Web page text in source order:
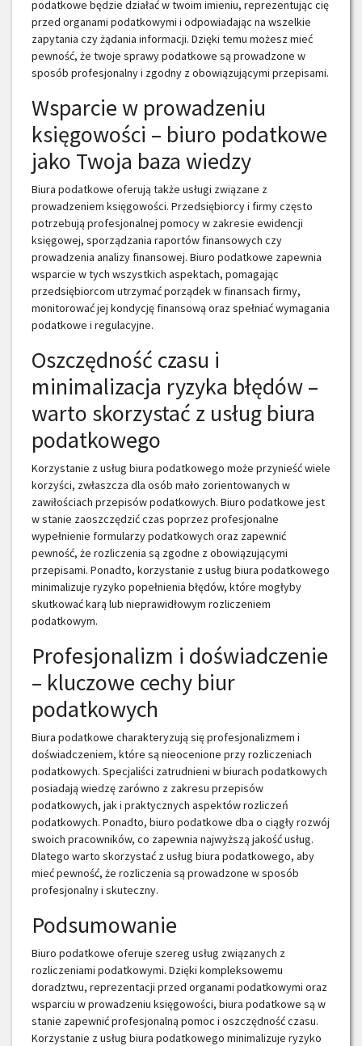
podatkowe będzie działać w twoim imieniu, reprezentując cię
przed organami podatkowymi i odpowiadając na wszelkie
zapytania czy żądania informacji. Dzięki temu możesz mieć
pewność, że twoje sprawy podatkowe są prowadzone w
sposób profesjonalny i zgodny z obowiązującymi przepisami.
Wsparcie w prowadzeniu
księgowości – biuro podatkowe
jako Twoja baza wiedzy
Biura podatkowe oferują także usługi związane z
prowadzeniem księgowości. Przedsiębiorcy i firmy często
potrzebują profesjonalnej pomocy w zakresie ewidencji
księgowej, sporządzania raportów finansowych czy
prowadzenia analizy finansowej. Biuro podatkowe zapewnia
wsparcie w tych wszystkich aspektach, pomagając
przedsiębiorcom utrzymać porządek w finansach firmy,
monitorować jej kondycję finansową oraz spełniać wymagania
podatkowe i regulacyjne.
Oszczędność czasu i
minimalizacja ryzyka błędów –
warto skorzystać z usług biura
podatkowego
Korzystanie z usług biura podatkowego może przynieść wiele
korzyści, zwłaszcza dla osób mało zorientowanych w
zawiłościach przepisów podatkowych. Biuro podatkowe jest
w stanie zaoszczędzić czas poprzez profesjonalne
wypełnienie formularzy podatkowych oraz zapewnić
pewność, że rozliczenia są zgodne z obowiązującymi
przepisami. Ponadto, korzystanie z usług biura podatkowego
minimalizuje ryzyko popełnienia błędów, które mogłyby
skutkować karą lub nieprawidłowym rozliczeniem
podatkowym.
Profesjonalizm i doświadczenie
– kluczowe cechy biur
podatkowych
Biura podatkowe charakteryzują się profesjonalizmem i
doświadczeniem, które są nieocenione przy rozliczeniach
podatkowych. Specjaliści zatrudnieni w biurach podatkowych
posiadają wiedzę zarówno z zakresu przepisów
podatkowych, jak i praktycznych aspektów rozliczeń
podatkowych. Ponadto, biuro podatkowe dba o ciągły rozwój
swoich pracowników, co zapewnia najwyższą jakość usług.
Dlatego warto skorzystać z usług biura podatkowego, aby
mieć pewność, że rozliczenia są prowadzone w sposób
profesjonalny i skuteczny.
Podsumowanie
Biuro podatkowe oferuje szereg usług związanych z
rozliczeniami podatkowymi. Dzięki kompleksowemu
doradztwu, reprezentacji przed organami podatkowymi oraz
wsparciu w prowadzeniu księgowości, biura podatkowe są w
stanie zapewnić profesjonalną pomoc i oszczędność czasu.
Korzystanie z usług biura podatkowego minimalizuje ryzyko